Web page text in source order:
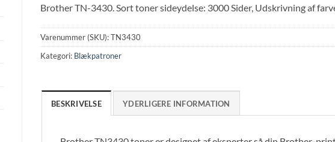
Brother TN-3430. Sort toner sideydelse: 3000 Sider, Udskrivning af
Varenummer (SKU):TN3430
Kategori: Blækpatroner
BESKRIVELSE YDERLIGERE INFORMATION